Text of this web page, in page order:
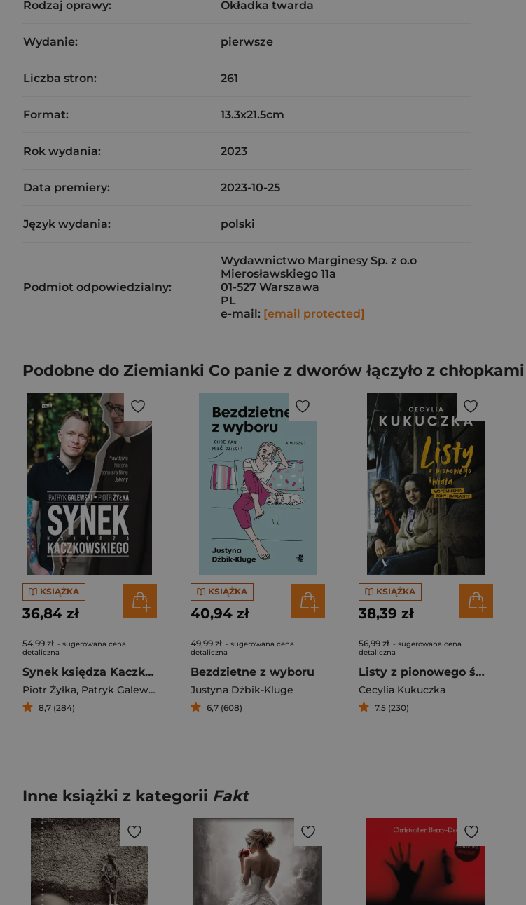
Rodzaj oprawy: Okładka twarda
Wydanie: pierwsze
Liczba stron: 261
Format: 13.3x21.5cm
Rok wydania: 2023
Data premiery: 2023-10-25
Język wydania: polski
Podmiot odpowiedzialny:
Wydawnictwo Marginesy Sp. z o.o
Mierosławskiego 11a
01-527 Warszawa
PL
e-mail: [email protected]
Podobne do Ziemianki Co panie z dworów łączyło z chłopkami
KSIĄŻKA
36,84 zł
54,99 zł - sugerowana cena
detaliczna
Synek księdza Kaczkowskiego
Piotr Żyłka, Patryk Galewski
8,7 (284)
KSIĄŻKA
40,94 zł
49,99 zł - sugerowana cena
detaliczna
Bezdzietne z wyboru
Justyna Dżbik-Kluge
6,7 (608)
KSIĄŻKA
38,39 zł
56,99 zł - sugerowana cena
detaliczna
Listy z pionowego świata. Wspomnienia żony himalaisty
Cecylia Kukuczka
7,5 (230)
Inne książki z kategorii Fakt